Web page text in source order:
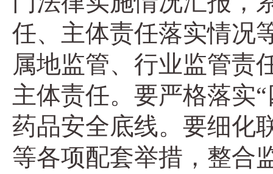
任、主体责任落实情况
属地监管、行业监管责
主体责任。要严格落实
药品安全底线。要细化
等各项配套举措，整合